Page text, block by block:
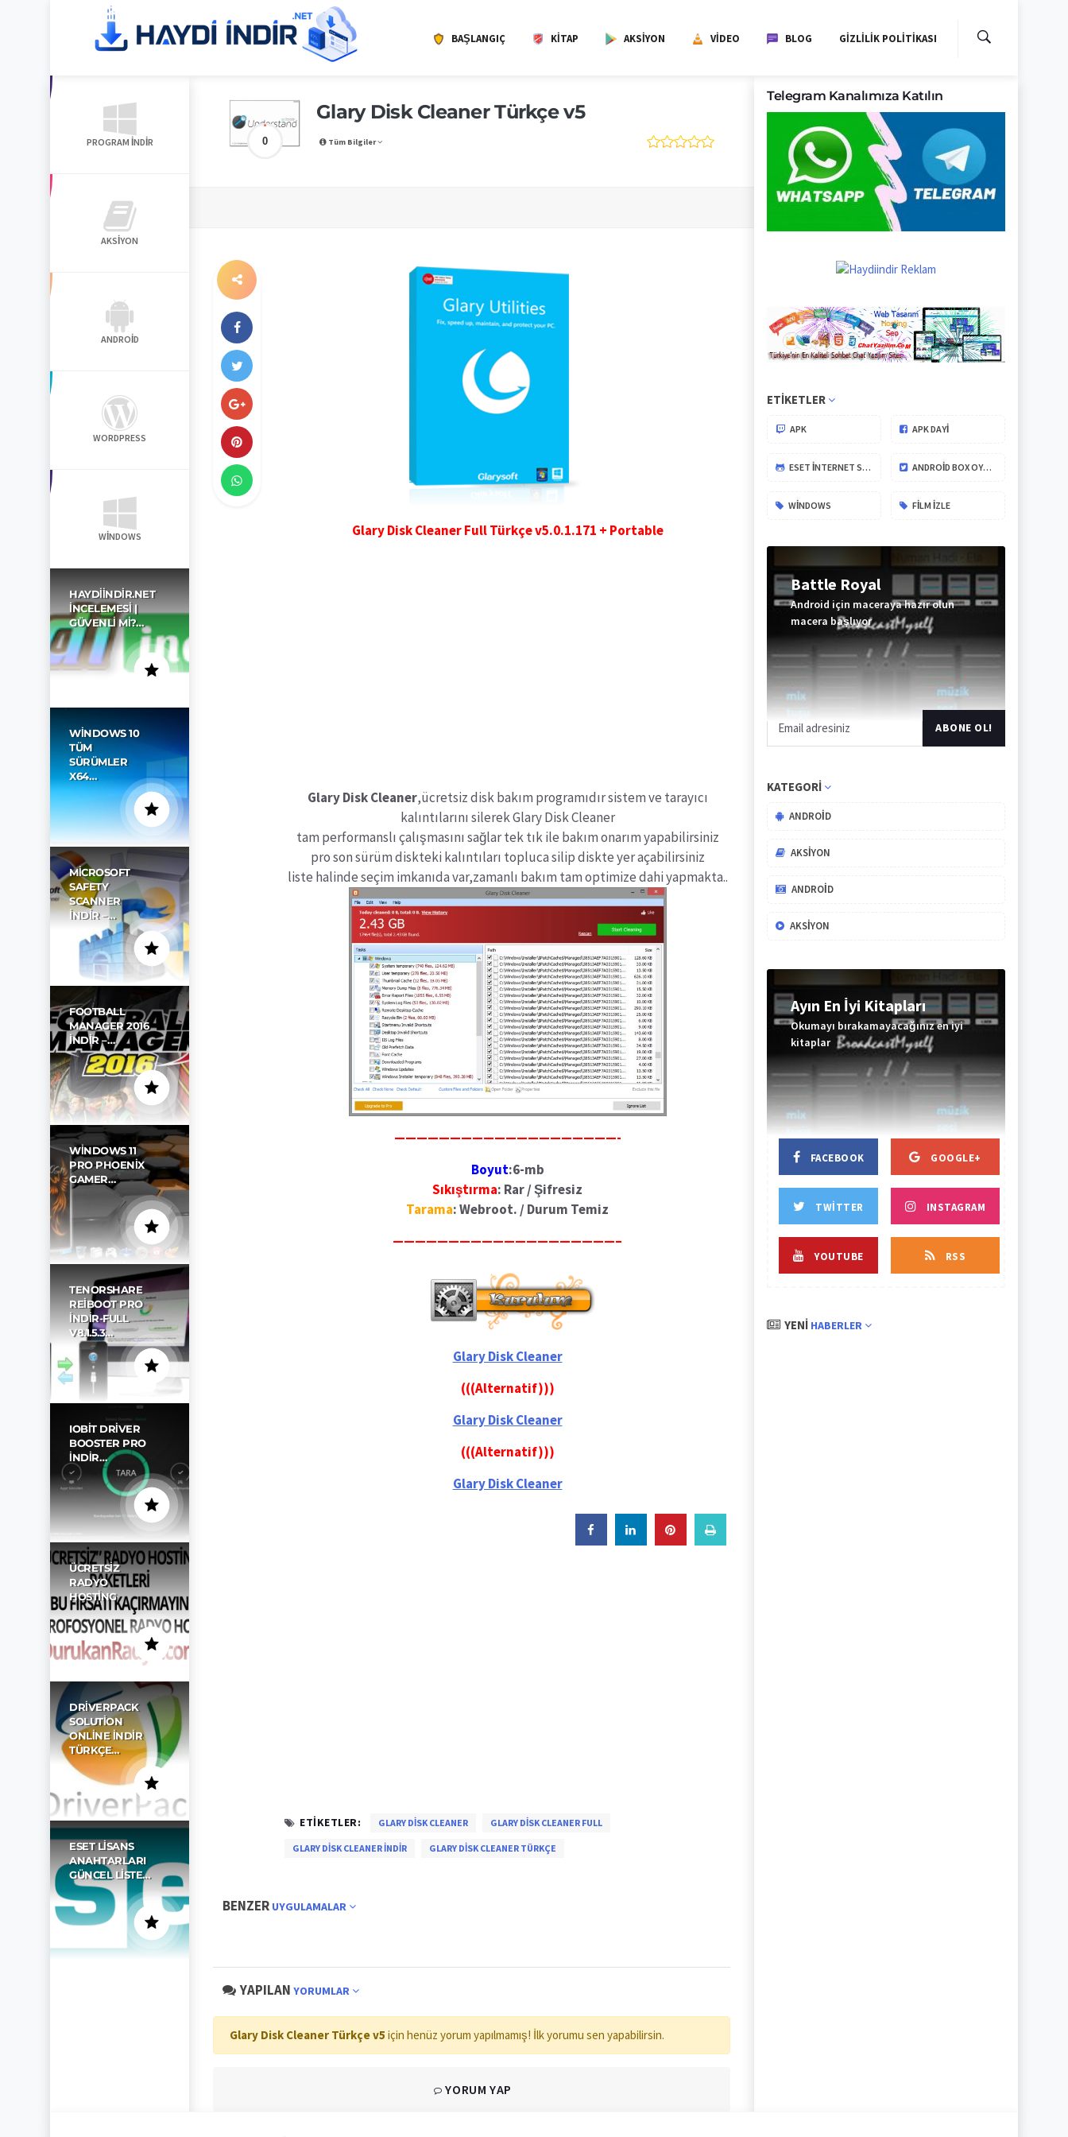
BAŞLANGIÇ KITAP AKSIYON VIDEO BLOG GIZLILIK POLITIKASI
PROGRAM İNDIR
AKSIYON
ANDROID
WORDPRESS
WINDOWS
HAYDIINDIR.NET
İNCELEMESI |
GÜVENLI MI?…
WINDOWS 10
TÜM
SÜRÜMLER
X64…
MICROSOFT
SAFETY
SCANNER
İNDIR –…
FOOTBALL
MANAGER 2016
İNDIR –…
WINDOWS 11
PRO PHOENIX
GAMER…
TENORSHARE
REIBOOT PRO
İNDIR-FULL
V8.1.5.3…
IOBIT DRIVER
BOOSTER PRO
İNDIR…
ÜCRETSIZ
RADYO
HOSTING
DRIVERPACK
SOLUTION
ONLINE İNDIR
TÜRKÇE…
ESET LISANS
ANAHTARLARI
GÜNCEL LISTE…
0
Glary Disk Cleaner Türkçe v5
Tüm Bilgiler
Glary Disk Cleaner Full Türkçe v5.0.1.171 + Portable
Glary Disk Cleaner,ücretsiz disk bakım programıdır sistem ve tarayıcı
kalıntılarını silerek Glary Disk Cleaner
tam performanslı çalışmasını sağlar tek tık ile bakım onarım yapabilirsiniz
pro son sürüm diskteki kalıntıları topluca silip diskte yer açabilirsiniz
liste halinde seçim imkanıda var,zamanlı bakım tam optimize dahi yapmakta..
————————————————————-
Boyut:6-mb
Sıkıştırma: Rar / Şifresiz
Tarama: Webroot. / Durum Temiz
————————————————————–
Glary Disk Cleaner
(((Alternatif)))
Glary Disk Cleaner
(((Alternatif)))
Glary Disk Cleaner
ETIKETLER: GLARY DISK CLEANER GLARY DISK CLEANER FULL
GLARY DISK CLEANER INDIR GLARY DISK CLEANER TÜRKÇE
BENZER UYGULAMALAR
YAPILAN YORUMLAR
Glary Disk Cleaner Türkçe v5 için henüz yorum yapılmamış! İlk yorumu sen yapabilirsin.
YORUM YAP
Telegram Kanalımıza Katılın
ETIKETLER
APK APK DAYİ
ESET İNTERNET SECURITY ANDROID BOX OYUNLARI
WINDOWS FILM IZLE
Battle Royal
Android için maceraya hazır olun
macera başlıyor
ABONEOL
KATEGORI
ANDROID
AKSIYON
ANDROID
AKSIYON
Ayın En İyi Kitapları
Okumayı bırakamayacağınız en iyi
kitaplar
BAŞLIK
FACEBOOK
TWITTER
YOUTUBE
GOOGLE+
INSTAGRAM
RSS
YENI HABERLER